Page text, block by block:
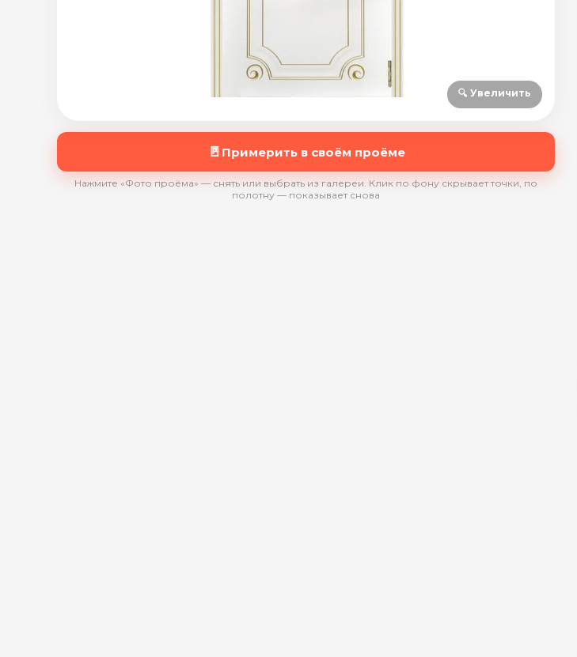
🔍 Увеличить
🚪 Примерить в своём проёме
Нажмите «Фото проёма» — снять или выбрать из галереи. Клик по фону скрывает точки, по
полотну — показывает снова